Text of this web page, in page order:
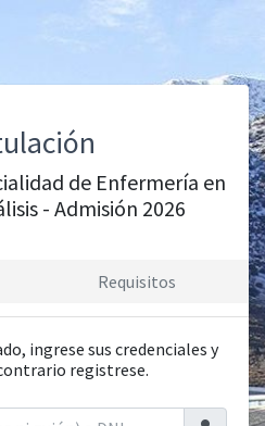
de Enfermería en
- Admisión 2026
Requisitos
ingrese sus credenciales y
registrese.